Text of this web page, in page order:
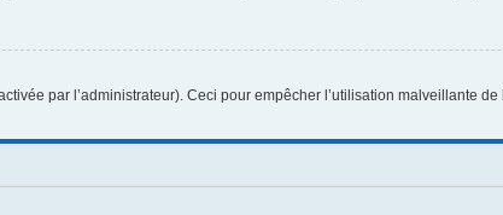
par l’administrateur). Ceci pour empêcher l’utilisation malveillante